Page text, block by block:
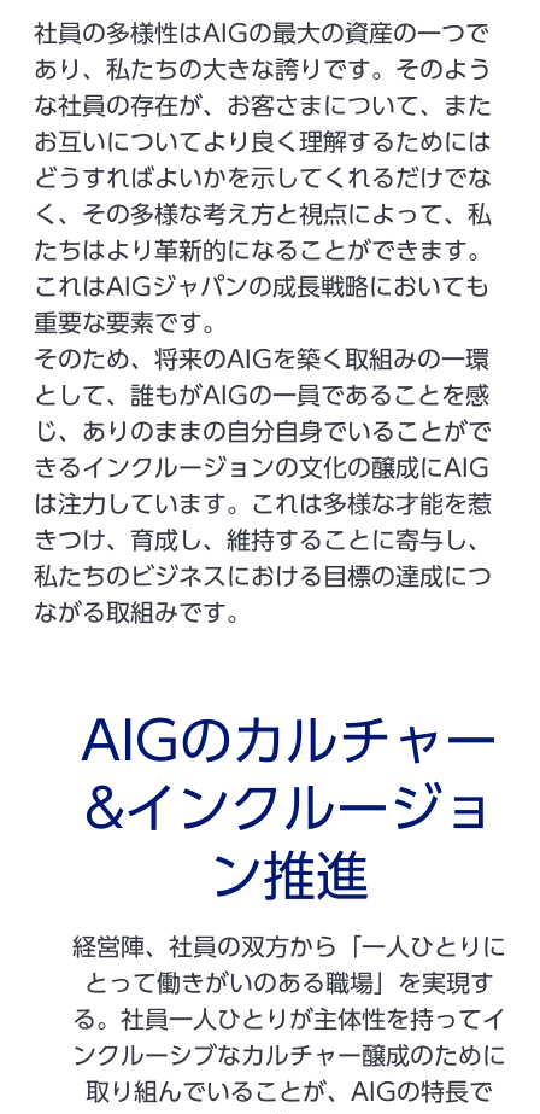
社員の多様性はAIGの最大の資産の一つで
あり、私たちの大きな誇りです。そのよう
な社員の存在が、お客さまについて、また
お互いについてより良く理解するためには
どうすればよいかを示してくれるだけでな
く、その多様な考え方と視点によって、私
たちはより革新的になることができます。
これはAIGジャパンの成長戦略においても
重要な要素です。
そのため、将来のAIGを築く取組みの一環
として、誰もがAIGの一員であることを感
じ、ありのままの自分自身でいることがで
きるインクルージョンの文化の醸成にAIG
は注力しています。これは多様な才能を惹
きつけ、育成し、維持することに寄与し、
私たちのビジネスにおける目標の達成につ
ながる取組みです。
AIGのカルチャー
&インクルージョ
ン推進
経営陣、社員の双方から「一人ひとりに
とって働きがいのある職場」を実現す
る。社員一人ひとりが主体性を持ってイ
ンクルーシブなカルチャー醸成のために
取り組んでいることが、AIGの特長で